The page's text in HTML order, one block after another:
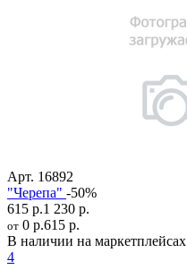
Арт. 16892
"Черепа" -50%
615 р.1 230 р.
от 0 р.615 р.
В наличии на маркетплейсах
4